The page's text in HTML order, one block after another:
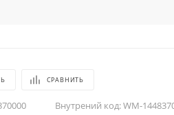
СРАВНИТЬ
Внутрений код:WM-